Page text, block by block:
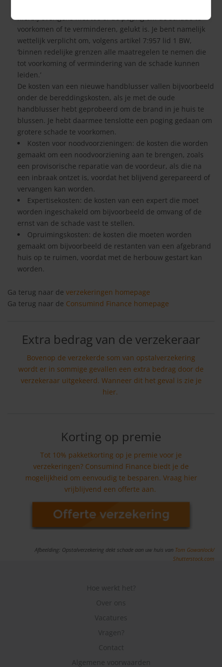
hierbij overigens niet toe of de poging om de schade te
voorkomen of te verminderen, gelukt is. Je bent namelijk
wettelijk verplicht om, volgens artikel 7:957 lid 1 BW,
‘binnen redelijke grenzen alle maatregelen te nemen die
tot voorkoming of vermindering van de schade kunnen
leiden.’
De kosten van een nieuwe handblusser vallen bijvoorbeeld
onder de bereddingskosten, als je met de oude
handblusser hebt geprobeerd om de brand in je huis te
blussen. Je hebt daarmee tenslotte een poging gedaan om
grotere schade te voorkomen.
Kosten voor noodvoorzieningen: de kosten die worden
gemaakt om een noodvoorziening aan te brengen, zoals
een provisorische reparatie van de voordeur, als die na
een inbraak ontzet is, voordat het blijvend gerepareerd of
vervangen kan worden.
Expertisekosten: de kosten van een expert die moet
worden ingeschakeld om bijvoorbeeld de omvang of de
ernst van de schade vast te stellen.
Opruimingskosten: de kosten die moeten worden
gemaakt om bijvoorbeeld de restanten van een afgebrand
huis op te ruimen, voordat met de herbouw gestart kan
worden.
Ga terug naar de verzekeringen homepage
Ga terug naar de Consumind Finance homepage
Extra bedrag van de verzekeraar
Bovenop de verzekerde som van opstalverzekering
wordt er in sommige gevallen een extra bedrag door de
verzekeraar uitgekeerd. Wanneer dit het geval is zie je
hier.
Korting op premie
Tot 10% pakketkorting op je premie voor je
verzekeringen? Consumind Finance biedt je de
mogelijkheid om eenvoudig te besparen. Vraag hier
vrijblijvend een offerte aan.
Afbeelding: Opstalverzekering dekt schade aan uw huis van Tom Gowanlock/
Shutterstock.com
Hoe werkt het?
Over ons
Vacatures
Vragen?
Contact
Algemene voorwaarden